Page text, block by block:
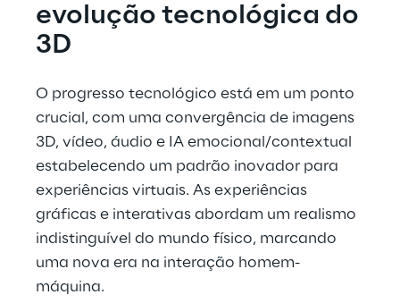
evolução tecnológica do
3D
O progresso tecnológico está em um ponto
crucial, com uma convergência de imagens
3D, vídeo, áudio e IA emocional/contextual
estabelecendo um padrão inovador para
experiências virtuais. As experiências
gráficas e interativas abordam um realismo
indistinguível do mundo físico, marcando
uma nova era na interação homem-
máquina.